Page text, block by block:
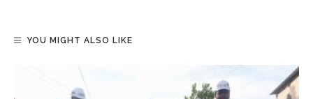
YOU MIGHT ALSO LIKE